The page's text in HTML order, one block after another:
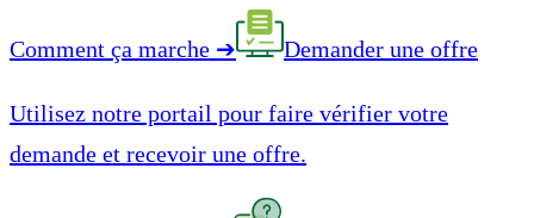
Comment ça marche ➔ Demander une offre
Utilisez notre portail pour faire vérifier votre
demande et recevoir une offre.